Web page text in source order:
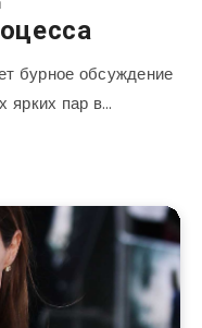
бурное обсуждение
ярких пар в…